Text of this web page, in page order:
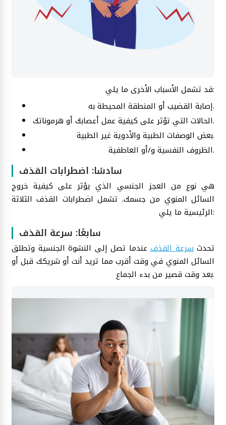
قد تشمل الأسباب الأخرى ما يلي:
إصابة القضيب أو المنطقة المحيطة به.
الحالات التي تؤثر على كيفية عمل أعصابك أو هرموناتك.
بعض الوصفات الطبية والأدوية غير الطبية.
الظروف النفسية و/أو العاطفية.
سادسًا: اضطرابات القذف
هي نوع من العجز الجنسي الذي يؤثر على كيفية خروج
السائل المنوي من جسمك. تشمل اضطرابات القذف الثلاثة
الرئيسية ما يلي:
سابعًا: سرعة القذف
تحدثسرعة القذف عندما تصل إلى النشوة الجنسية وتطلق
السائل المنوي في وقت أقرب مما تريد أنت أو شريكك قبل أو
بعد وقت قصير من بدء الجماع.